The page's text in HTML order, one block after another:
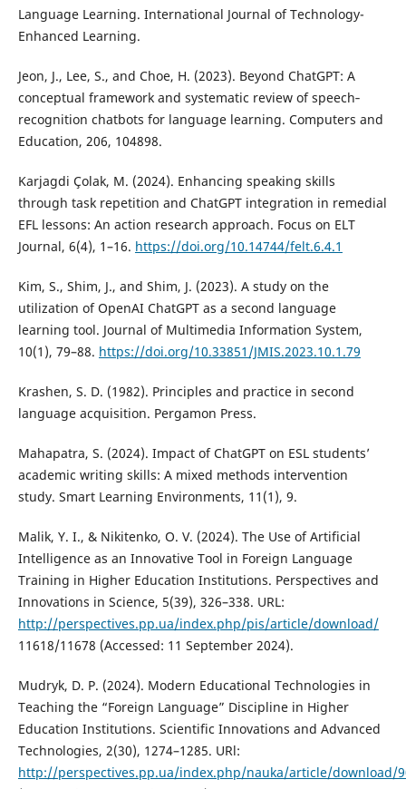
Language Learning. International Journal of Technology-
Enhanced Learning.
Jeon, J., Lee, S., and Choe, H. (2023). Beyond ChatGPT: A
conceptual framework and systematic review of speech‐
recognition chatbots for language learning. Computers and
Education, 206, 104898.
Karjagdi Çolak, M. (2024). Enhancing speaking skills
through task repetition and ChatGPT integration in remedial
EFL lessons: An action research approach. Focus on ELT
Journal, 6(4), 1–16. https://doi.org/10.14744/felt.6.4.1
Kim, S., Shim, J., and Shim, J. (2023). A study on the
utilization of OpenAI ChatGPT as a second language
learning tool. Journal of Multimedia Information System,
10(1), 79–88. https://doi.org/10.33851/JMIS.2023.10.1.79
Krashen, S. D. (1982). Principles and practice in second
language acquisition. Pergamon Press.
Mahapatra, S. (2024). Impact of ChatGPT on ESL students’
academic writing skills: A mixed methods intervention
study. Smart Learning Environments, 11(1), 9.
Malik, Y. I., & Nikitenko, O. V. (2024). The Use of Artificial
Intelligence as an Innovative Tool in Foreign Language
Training in Higher Education Institutions. Perspectives and
Innovations in Science, 5(39), 326–338. URL:
http://perspectives.pp.ua/index.php/pis/article/download/
11618/11678 (Accessed: 11 September 2024).
Mudryk, D. P. (2024). Modern Educational Technologies in
Teaching the “Foreign Language” Discipline in Higher
Education Institutions. Scientific Innovations and Advanced
Technologies, 2(30), 1274–1285. URl:
http://perspectives.pp.ua/index.php/nauka/article/download/